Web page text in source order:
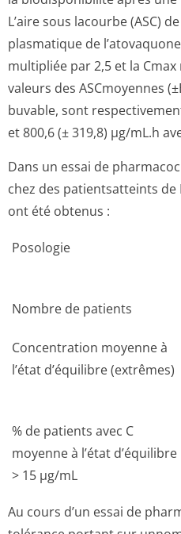
L’aire sous lacourbe (ASC)
plasmatique de
multipliée par 2,5 et la Cmax
valeurs des ASCmoyennes
buvable, sont
et 800,6 (± 319,8) µg/mL.h
Dans un essai de
chez des patientsatteints de
ont été obtenus :
Posologie
Nombre de patients
Concentration moyenne à
l’état d’équilibre (extrêmes)
% de patients avec C
moyenne à l’état d’équilibre
> 15 µg/mL
Au cours d’un essai de